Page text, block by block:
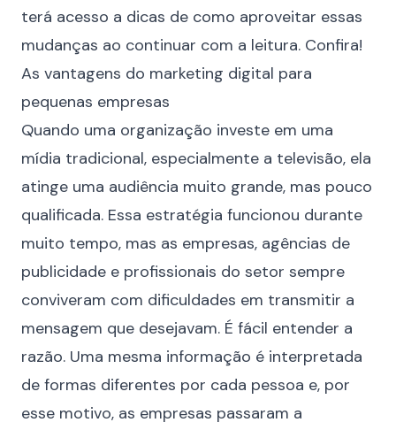
terá acesso a dicas de como aproveitar essas
mudanças ao continuar com a leitura. Confira!
As vantagens do marketing digital para
pequenas empresas
Quando uma organização investe em uma
mídia tradicional, especialmente a televisão, ela
atinge uma audiência muito grande, mas pouco
qualificada. Essa estratégia funcionou durante
muito tempo, mas as empresas, agências de
publicidade e profissionais do setor sempre
conviveram com dificuldades em transmitir a
mensagem que desejavam. É fácil entender a
razão. Uma mesma informação é interpretada
de formas diferentes por cada pessoa e, por
esse motivo, as empresas passaram a